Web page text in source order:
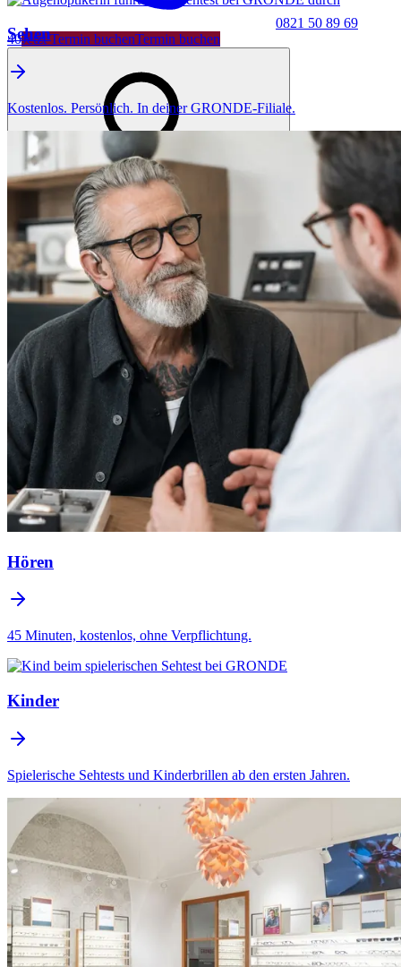
0821 50 89 69
40Jetzt Termin buchenTermin buchen
Sehen
Kostenlos. Persönlich. In deiner GRONDE-Filiale.
Hören
45 Minuten, kostenlos, ohne Verpflichtung.
Kinder
Spielerische Sehtests und Kinderbrillen ab den ersten Jahren.